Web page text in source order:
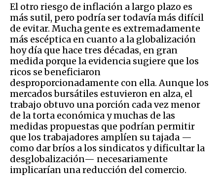
El otro riesgo de inflación a largo plazo es
más sutil, pero podría ser todavía más difícil
de evitar. Mucha gente es extremadamente
más escéptica en cuanto a la globalización
hoy día que hace tres décadas, en gran
medida porque la evidencia sugiere que los
ricos se beneficiaron
desproporcionadamente con ella. Aunque los
mercados bursátiles estuvieron en alza, el
trabajo obtuvo una porción cada vez menor
de la torta económica y muchas de las
medidas propuestas que podrían permitir
que los trabajadores amplíen su tajada —
como dar bríos a los sindicatos y dificultar la
desglobalización— necesariamente
implicarían una reducción del comercio.